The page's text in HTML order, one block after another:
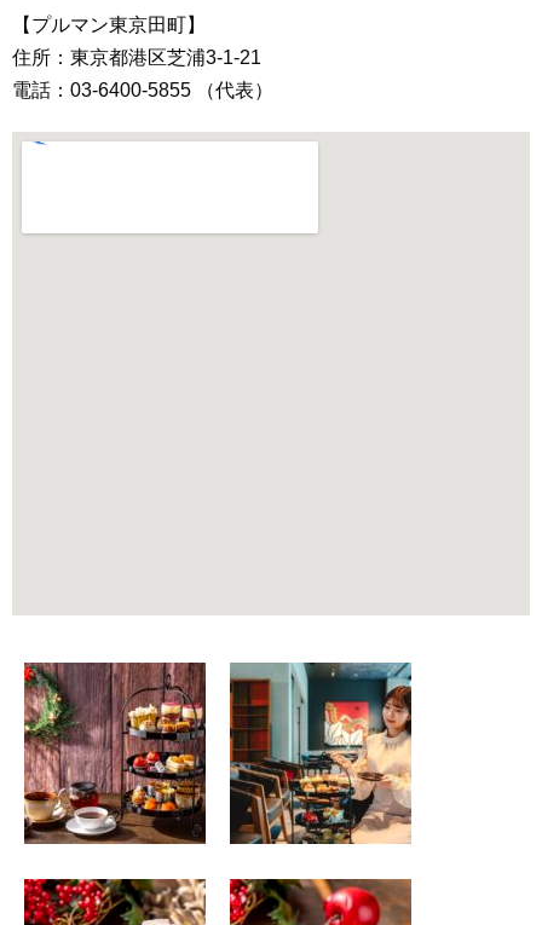
【プルマン東京田町】
住所：東京都港区芝浦3-1-21
電話：03-6400-5855 （代表）